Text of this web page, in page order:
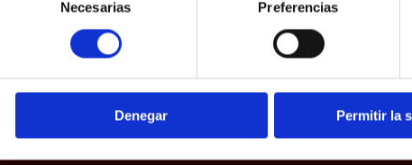
consentimiento
Necesarias Preferencias
Denegar Permitir la
Laquiniela.es es un sitio cuyo contenido
mayores de edad. Para asegurar que a
de edad, se incorpora un filtro de